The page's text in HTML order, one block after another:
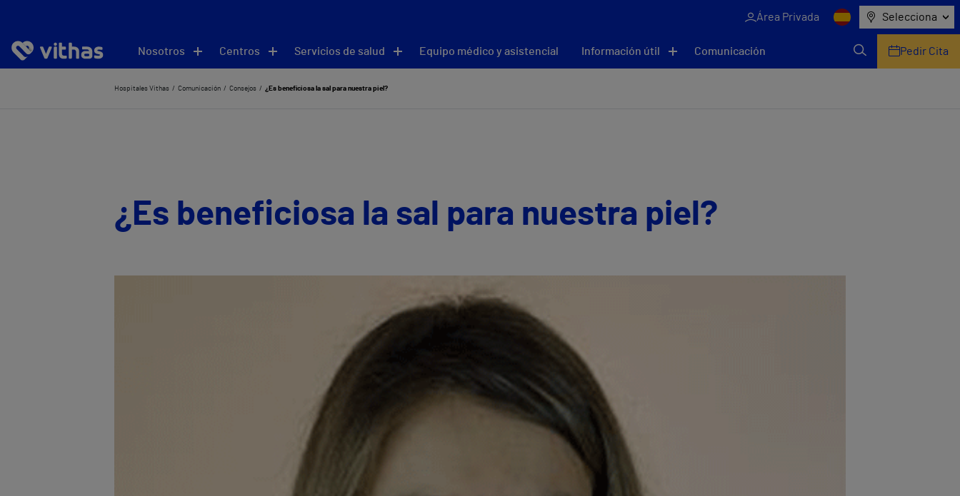
Área Privada Selecciona
Nosotros Centros Servicios de salud Equipo médico y asistencial Información útil Comunicación Pedir Cita
Hospitales Vithas Comunicación Consejos ¿Es beneficiosa la sal para nuestra piel?
¿Es beneficiosa la sal para nuestra piel?